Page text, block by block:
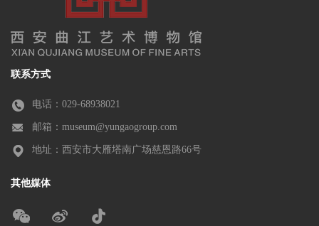
联系方式
电话：029-68938021
邮箱：museum@yungaogroup.com
地址：西安市大雁塔南广场慈恩路66号
其他媒体